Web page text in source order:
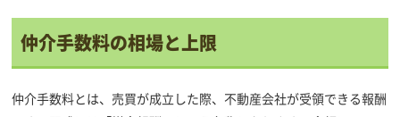
仲介手数料の相場と上限
仲介手数料とは、売買が成立した際、不動産会社が受領できる報酬